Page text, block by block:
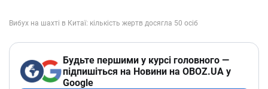
Будьте першими у курсі головного —
підпишіться на Новини на OBOZ.UA у
Google